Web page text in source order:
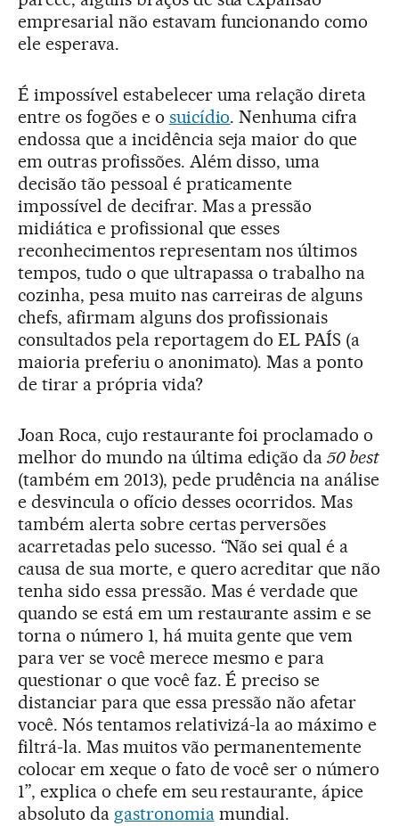
empresarial não estavam funcionando como
ele esperava.
É impossível estabelecer uma relação direta
entre os fogões e o suicídio. Nenhuma cifra
endossa que a incidência seja maior do que
em outras profissões. Além disso, uma
decisão tão pessoal é praticamente
impossível de decifrar. Mas a pressão
midiática e profissional que esses
reconhecimentos representam nos últimos
tempos, tudo o que ultrapassa o trabalho na
cozinha, pesa muito nas carreiras de alguns
chefs, afirmam alguns dos profissionais
consultados pela reportagem do EL PAÍS (a
maioria preferiu o anonimato). Mas a ponto
de tirar a própria vida?
Joan Roca, cujo restaurante foi proclamado o
melhor do mundo na última edição da50 best
(também em 2013), pede prudência na análise
e desvincula o ofício desses ocorridos. Mas
também alerta sobre certas perversões
acarretadas pelo sucesso. “Não sei qual é a
causa de sua morte, e quero acreditar que não
tenha sido essa pressão. Mas é verdade que
quando se está em um restaurante assim e se
torna o número 1, há muita gente que vem
para ver se você merece mesmo e para
questionar o que você faz. É preciso se
distanciar para que essa pressão não afetar
você. Nós tentamos relativizá-la ao máximo e
filtrá-la. Mas muitos vão permanentemente
colocar em xeque o fato de você ser o número
1”, explica o chefe em seu restaurante, ápice
absoluto da gastronomiamundial.